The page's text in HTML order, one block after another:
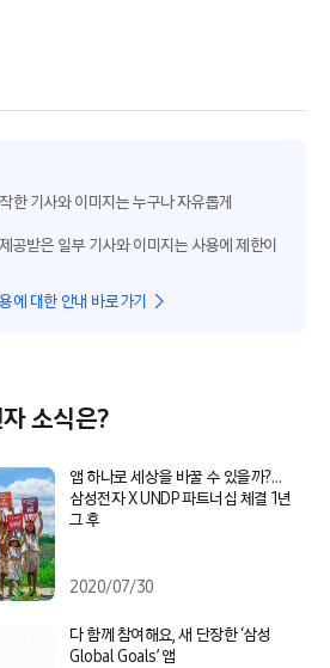
한 기사와 이미지는 누구나 자유롭게
공받은 일부 기사와 이미지는 사용에 제한이
에 대한 안내 바로가기
소식은?
앱 하나로 세상을 바꿀 수 있을까?…
삼성전자 X UNDP 파트너십 체결 1년
그 후
2020/07/30
다 함께 참여해요, 새 단장한 ‘삼성
Global Goals’ 앱